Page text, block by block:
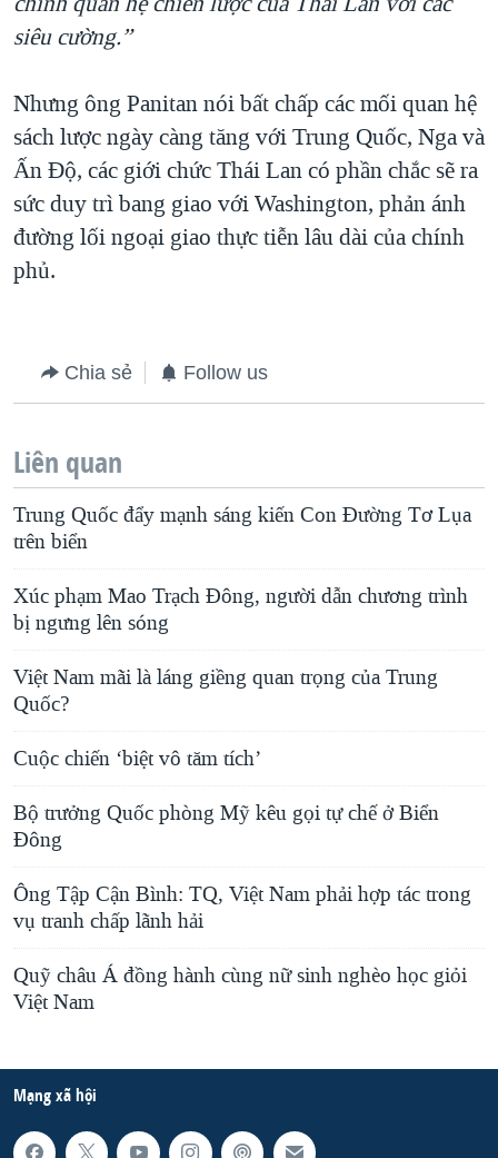
siêu cường.”
Nhưng ông Panitan nói bất chấp các mối quan hệ
sách lược ngày càng tăng với Trung Quốc, Nga và
Ấn Độ, các giới chức Thái Lan có phần chắc sẽ ra
sức duy trì bang giao với Washington, phản ánh
đường lối ngoại giao thực tiễn lâu dài của chính
phủ.
Chia sẻ Follow us
Liên quan
Trung Quốc đẩy mạnh sáng kiến Con Đường Tơ Lụa
trên biển
Xúc phạm Mao Trạch Đông, người dẫn chương trình
bị ngưng lên sóng
Việt Nam mãi là láng giềng quan trọng của Trung
Quốc?
Cuộc chiến ‘biệt vô tăm tích’
Bộ trưởng Quốc phòng Mỹ kêu gọi tự chế ở Biển
Đông
Ông Tập Cận Bình: TQ, Việt Nam phải hợp tác trong
vụ tranh chấp lãnh hải
Quỹ châu Á đồng hành cùng nữ sinh nghèo học giỏi
Việt Nam
Mạng xã hội